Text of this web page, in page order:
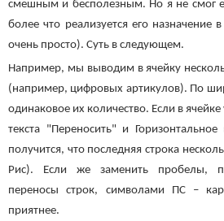
смешным и бесполезным. Но я не смог
более что реализуется его назначение
очень просто). Суть в следующем.
Например, мы выводим в ячейку
(например, цифровых артикулов). По
одинаковое их количество. Если в
текста "Переносить" и
получится, что последняя строка
Рис). Если же заменить пробелы,
переносы строк, символами ПС –
приятнее.